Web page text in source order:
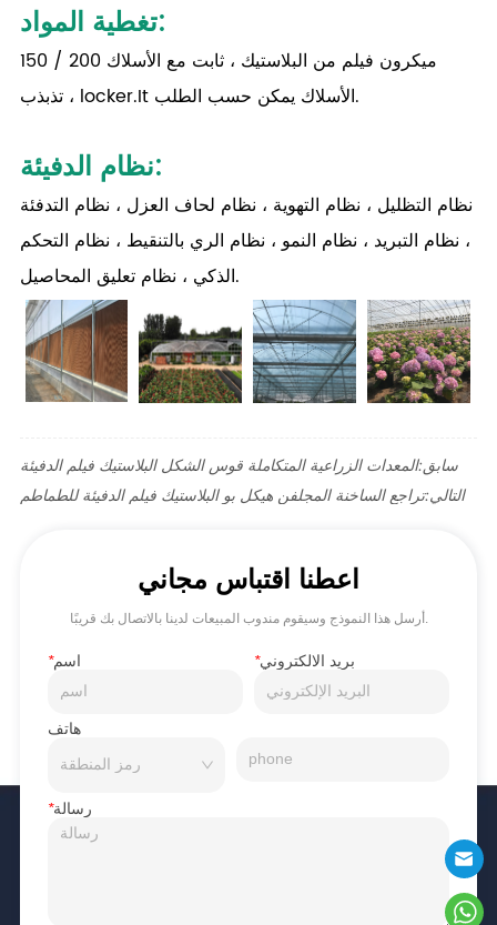
تغطية المواد:
150 / 200 ميكرون فيلم من البلاستيك ، ثابت مع الأسلاك
تذبذب ، locker.It الأسلاك يمكن حسب الطلب.
نظام الدفيئة:
نظام التظليل ، نظام التهوية ، نظام لحاف العزل ، نظام التدفئة
، نظام التبريد ، نظام النمو ، نظام الري بالتنقيط ، نظام التحكم
الذكي ، نظام تعليق المحاصيل.
سابق:المعدات الزراعية المتكاملة قوس الشكل البلاستيك فيلم الدفيئة
التالي:تراجع الساخنة المجلفن هيكل بو البلاستيك فيلم الدفيئة للطماطم
اعطنا اقتباس مجاني
أرسل هذا النموذج وسيقوم مندوب المبيعات لدينا بالاتصال بك قريبًا.
*اسم *بريد الالكتروني
هاتف
*رسالة